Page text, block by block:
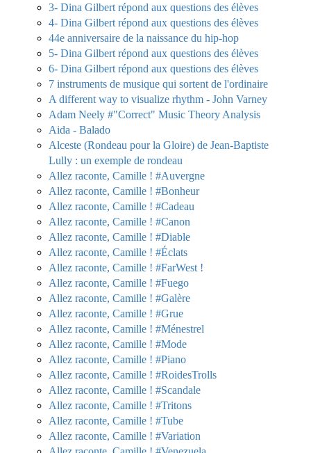
3- Dina Gilbert répond aux questions des élèves
4- Dina Gilbert répond aux questions des élèves
44e anniversaire de la naissance du hip-hop
5- Dina Gilbert répond aux questions des élèves
6- Dina Gilbert répond aux questions des élèves
7 instruments de musique qui sortent de l'ordinaire
A different way to visualize rhythm - John Varney
Adam Neely #"Correct" Music Theory Analysis
Aida - Balado
Alceste (Rondeau pour la Gloire) de Jean-Baptiste
Lully : un exemple de rondeau
Allez raconte, Camille ! #Auvergne
Allez raconte, Camille ! #Bonheur
Allez raconte, Camille ! #Cadeau
Allez raconte, Camille ! #Canon
Allez raconte, Camille ! #Diable
Allez raconte, Camille ! #Éclats
Allez raconte, Camille ! #FarWest !
Allez raconte, Camille ! #Fuego
Allez raconte, Camille ! #Galère
Allez raconte, Camille ! #Grue
Allez raconte, Camille ! #Ménestrel
Allez raconte, Camille ! #Mode
Allez raconte, Camille ! #Piano
Allez raconte, Camille ! #RoidesTrolls
Allez raconte, Camille ! #Scandale
Allez raconte, Camille ! #Tritons
Allez raconte, Camille ! #Tube
Allez raconte, Camille ! #Variation